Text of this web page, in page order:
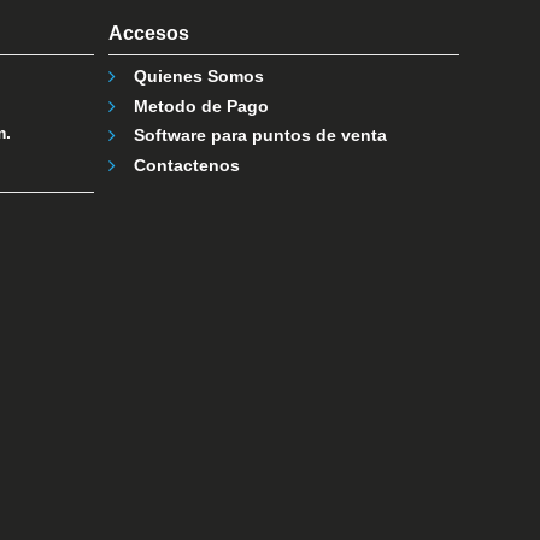
Accesos
Quienes Somos
Metodo de Pago
Software para puntos de venta
Contactenos